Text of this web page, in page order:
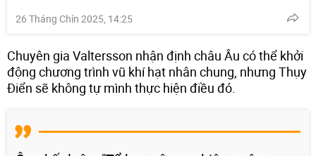
26 Tháng Chín 2025, 14:25
Chuyên gia Valtersson nhận định châu Âu có thể khởi
động chương trình vũ khí hạt nhân chung, nhưng Thụy
Điển sẽ không tự mình thực hiện điều đó.